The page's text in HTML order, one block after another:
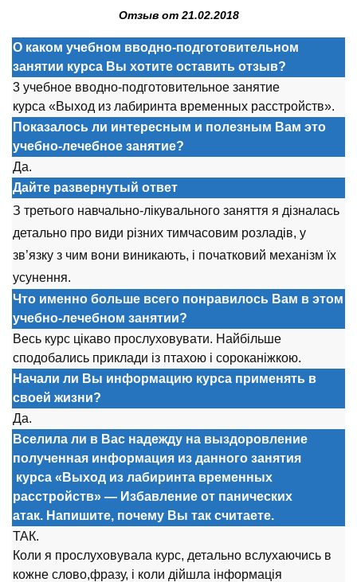
Отзыв от 21.02.2018
О каком учебном вводно-подготовительном
занятии курса Вы хотите оставить отзыв?
3 учебное вводно-подготовительное занятие
курса «Выход из лабиринта временных расстройств».
Показалось ли интересным и полезным Вам это
учебно-лечебное занятие?
Да.
Дайте развернутый ответ
З третього навчально-лікувального заняття я дізналась
детально про види різних тимчасовим розладів, у
зв’язку з чим вони виникають, і початковий механізм їх
усунення.
Что именно больше всего понравилось Вам в этом
учебно-лечебном занятии?
Весь курс цікаво прослуховувати. Найбільше
сподобались приклади із птахою і сороканіжкою.
Начали ли Вы информацию курса применять в
своей жизни?
Да.
Вселила ли в Вас надежду на выздоровление
полученная информация из данного занятия
курса «Выход из лабиринта временных
расстройств» — Избавление от панических
атак. Напишите, почему Вы так считаете.
ТАК.
Коли я прослуховувала курс, детально вслухаючись в
кожне слово,фразу, і коли дійшла інформація